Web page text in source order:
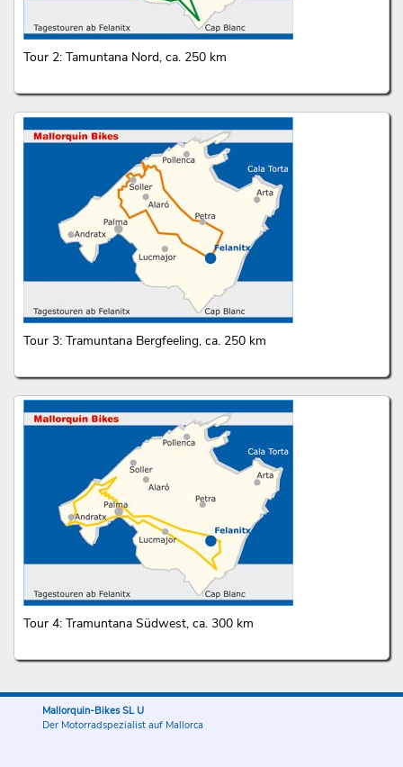
Tour 2: Tamuntana Nord, ca. 250 km
Tour 3: Tramuntana Bergfeeling, ca. 250 km
Tour 4: Tramuntana Südwest, ca. 300 km
Mallorquin-Bikes SL U
Der Motorradspezialist auf Mallorca